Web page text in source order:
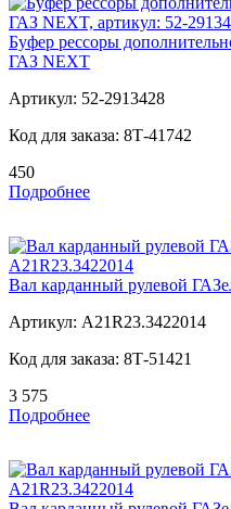
Буфер рессоры
ГАЗ NEXT
Артикул: 52-2913428
Код для заказа: 8Т-41742
450
Подробнее
Вал карданный рулевой
Артикул: A21R23.3422014
Код для заказа: 8Т-51421
3 575
Подробнее